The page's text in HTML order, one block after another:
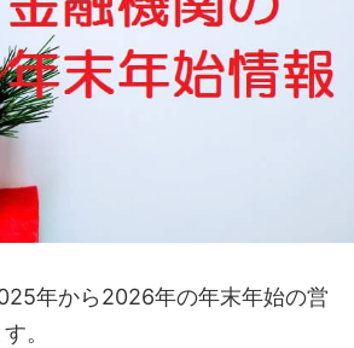
年から2026年の年末年始の営
。